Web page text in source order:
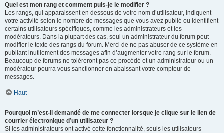
Quel est mon rang et comment puis-je le modifier ?
Les rangs, qui apparaissent en dessous de votre nom d’utilisateur, indiquent
votre activité selon le nombre de messages que vous avez publié ou identifient
certains utilisateurs spécifiques, comme les administrateurs et les
modérateurs. Dans la plupart des cas, seul un administrateur du forum peut
modifier le texte des rangs du forum. Merci de ne pas abuser de ce système en
publiant inutilement des messages afin d’augmenter votre rang sur le forum.
Beaucoup de forums ne toléreront pas ce procédé et un administrateur ou un
modérateur pourra vous sanctionner en abaissant votre compteur de
messages.
Haut
Pourquoi m’est-il demandé de me connecter lorsque je clique sur le lien de
courrier électronique d’un utilisateur ?
Si les administrateurs ont activé cette fonctionnalité, seuls les utilisateurs